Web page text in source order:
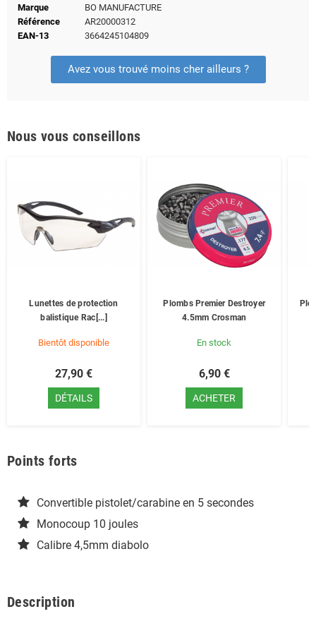
Marque
BO MANUFACTURE
Référence
AR20000312
EAN-13
3664245104809
Avez vous trouvé moins cher ailleurs ?
Nous vous conseillons
Lunettes de protection
balistique Rac[...]
Bientôt disponible
27,90 €
DÉTAILS
Plombs Premier Destroyer
4.5mm Crosman
En stock
6,90 €
ACHETER
Points forts
Convertible pistolet/carabine en 5 secondes
Monocoup 10 joules
Calibre 4,5mm diabolo
Description